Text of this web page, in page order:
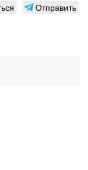
Отправить